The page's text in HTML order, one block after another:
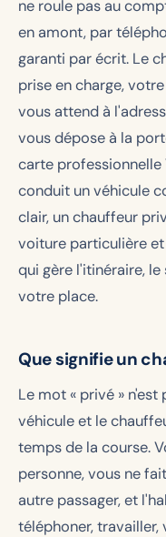
ne roule pas au
en amont, par
garanti par écrit. Le
prise en charge,
vous attend à
vous dépose à la
carte
conduit un véhicule
clair, un chauffeur
voiture particulière
qui gère l'itinéraire,
votre place.
Que signifie un
Le mot « privé »
véhicule et le
temps de la course.
personne, vous ne
autre passager, et
téléphoner, travailler,